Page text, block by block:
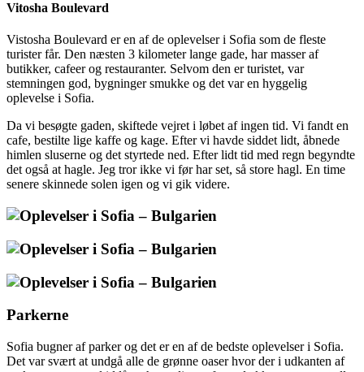
Vitosha Boulevard
Vistosha Boulevard er en af de oplevelser i Sofia som de fleste
turister får. Den næsten 3 kilometer lange gade, har masser af
butikker, cafeer og restauranter. Selvom den er turistet, var
stemningen god, bygninger smukke og det var en hyggelig
oplevelse i Sofia.
Da vi besøgte gaden, skiftede vejret i løbet af ingen tid. Vi fandt en
cafe, bestilte lige kaffe og kage. Efter vi havde siddet lidt, åbnede
himlen sluserne og det styrtede ned. Efter lidt tid med regn begyndte
det også at hagle. Jeg tror ikke vi før har set, så store hagl. En time
senere skinnede solen igen og vi gik videre.
Parkerne
Sofia bugner af parker og det er en af de bedste oplevelser i Sofia.
Det var svært at undgå alle de grønne oaser hvor der i udkanten af